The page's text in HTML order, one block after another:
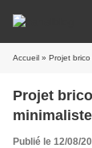
Accueil » Projet
Projet
Publié le 12/08/